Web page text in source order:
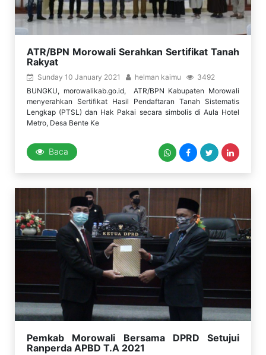
ATR/BPN Morowali Serahkan Sertifikat Tanah
Rakyat
Sunday 10 January 2021 helman kaimu
3492
BUNGKU, morowalikab.go.id, ATR/BPN Kabupaten Morowali
menyerahkan Sertifikat Hasil Pendaftaran Tanah Sistematis
Lengkap (PTSL) dan Hak Pakai secara simbolis di Aula Hotel
Metro, Desa Bente Ke
Baca
Pemkab Morowali Bersama DPRD Setujui
Ranperda APBD T.A 2021